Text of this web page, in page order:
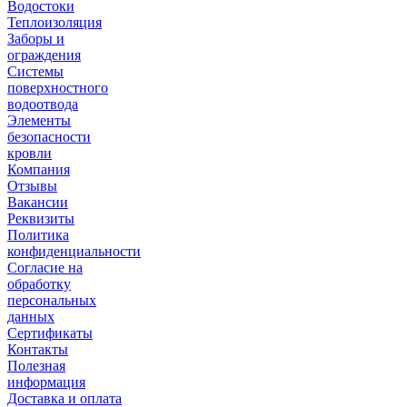
Водостоки
Теплоизоляция
Заборы и
ограждения
Системы
поверхностного
водоотвода
Элементы
безопасности
кровли
Компания
Отзывы
Вакансии
Реквизиты
Политика
конфиденциальности
Согласие на
обработку
персональных
данных
Сертификаты
Контакты
Полезная
информация
Доставка и оплата